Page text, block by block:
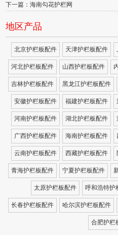
下一篇：海南勾花护栏网
地区产品
北京护栏板配件 天津护栏板配件
河北护栏板配件 山西护栏板配件
吉林护栏板配件 黑龙江护栏板配件
安徽护栏板配件 福建护栏板配件
河南护栏板配件 湖北护栏板配件
广西护栏板配件 海南护栏板配件
云南护栏板配件 西藏护栏板配件
青海护栏板配件 宁夏护栏板配件
太原护栏板配件 呼和浩特护
长春护栏板配件 哈尔滨护栏板配件
合肥护栏